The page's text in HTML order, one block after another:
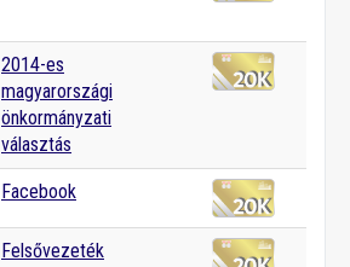
2014-es
magyarországi
önkormányzati
választás
Facebook
Felsővezeték